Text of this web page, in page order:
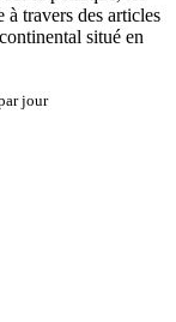
à travers des articles
situé en
jour